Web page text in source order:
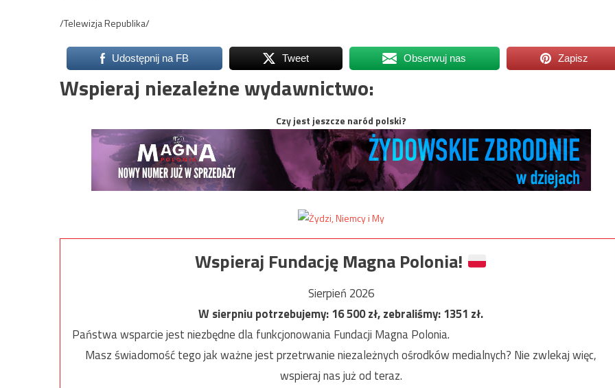
/Telewizja Republika/
Udostępnij na FB Tweet Obserwuj nas Zapisz
Wspieraj niezależne wydawnictwo:
Czy jest jeszcze naród polski?
Wspieraj Fundację Magna Polonia!
Sierpień 2026
W sierpniu potrzebujemy:16 500zł, zebraliśmy:1351 zł.
Państwa wsparcie jest niezbędne dla funkcjonowania Fundacji Magna Polonia.
Masz świadomość tego jak ważne jest przetrwanie niezależnych ośrodków medialnych? Nie zwlekaj więc,
wspieraj nas już od teraz.